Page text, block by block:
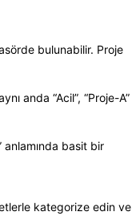
bulunabilir. Proje
anda “Acil”, “Proje-A”
anlamında basit bir
kategorize edin ve